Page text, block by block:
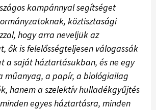
kampánnyal segítséget
köztisztasági
hogy arra neveljük az
ők is felelősségteljesen válogassák
a saját háztartásukban, és ne egy
műanyag, a papír, a biológiailag
hanem a szelektív hulladékgyűjtés
egyes háztartásra, minden